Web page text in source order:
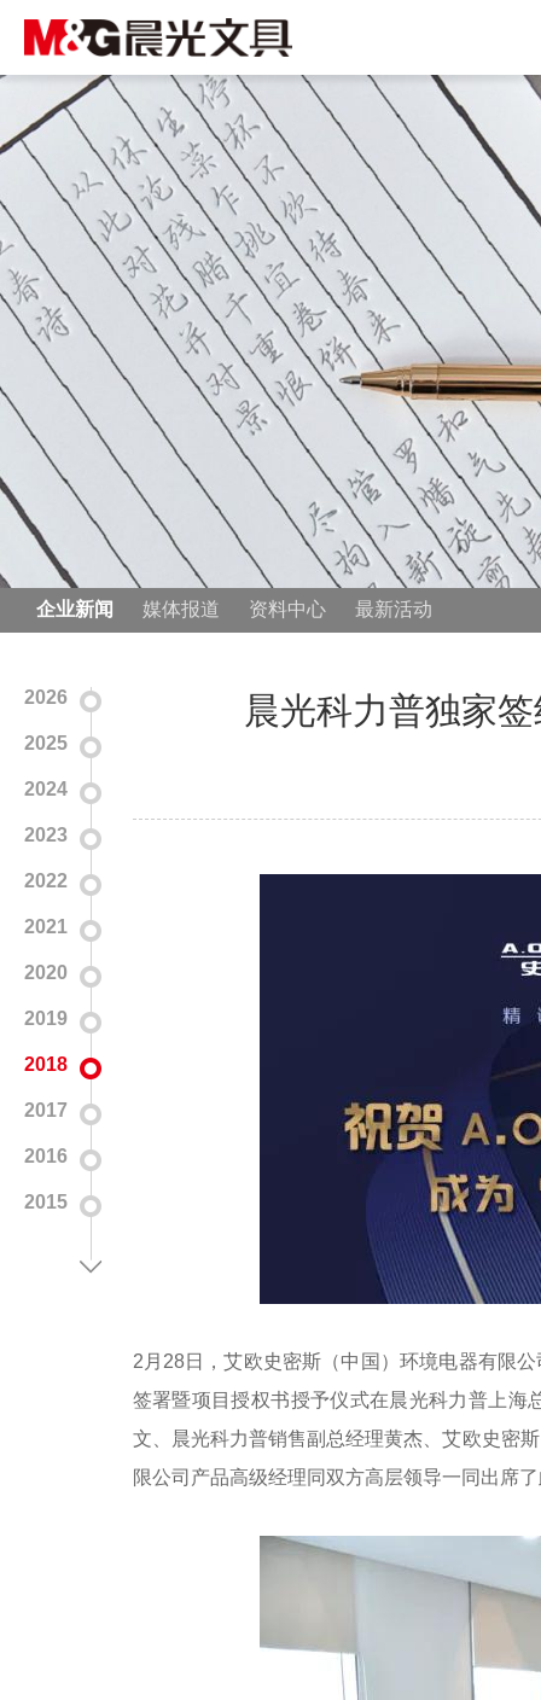
企业新闻 媒体报道 资料中心 最新活动
2026
2025
2024
2023
2022
2021
2020
2019
2018
2017
2016
2015
晨光科力普独家
2月28日，艾欧史密斯（中国）环境电器有限
签署暨项目授权书授予仪式在晨光科力普上海
文、晨光科力普销售副总经理黄杰、艾欧史密
限公司产品高级经理同双方高层领导一同出席